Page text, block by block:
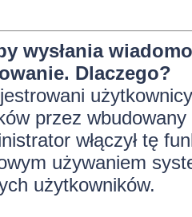
wysłania
Dlaczego?
przez
włączył tę
używaniem
użytkowników.